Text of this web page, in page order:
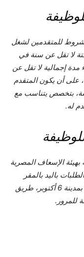
للمتقدمين لشغل
لا تقل عن سنة في
مدة إجمالية لا تقل عن
على أن يكون المتقدم
بتخصص يتناسب مع
له.
الإسعاف المصرية
الطلبات باليد بالمقر
الرئيسي لهيئة الإسعاف المصرية، الكائن بمدينة 6 أكتوبر، طريق
للمرور.